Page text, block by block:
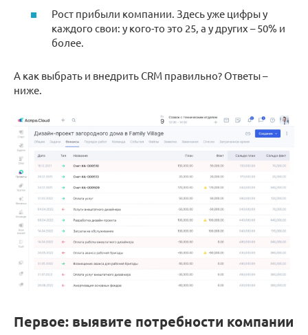
Рост прибыли компании. Здесь уже цифры у
каждого свои: у кого-то это 25, а у других – 50% и
более.
А как выбрать и внедрить CRM правильно? Ответы –
ниже.
Первое: выявите потребности компании